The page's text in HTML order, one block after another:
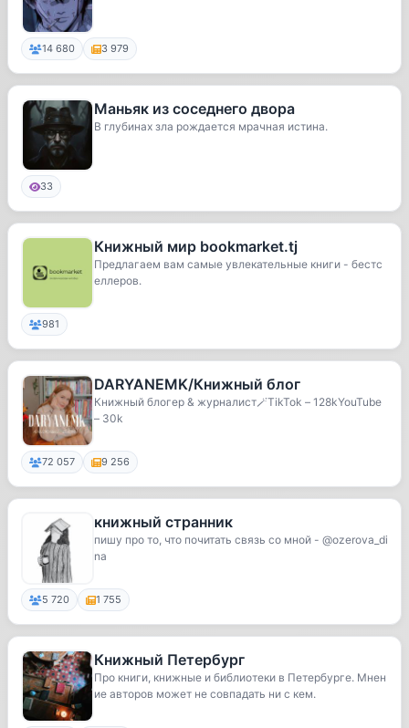
14 680 3 979
Маньяк из соседнего двора
В глубинах зла рождается мрачная истина.
33
Книжный мир bookmarket.tj
Предлагаем вам самые увлекательные книги - бестс
еллеров.
981
DARYANEMK/Книжный блог
Книжный блогер & журналист🪄TikTok – 128kYouTube
– 30k
72 057 9 256
книжный странник
пишу про то, что почитать связь со мной - @ozerova_di
na
5 720 1 755
Книжный Петербург
Про книги, книжные и библиотеки в Петербурге. Мнен
ие авторов может не совпадать ни с кем.